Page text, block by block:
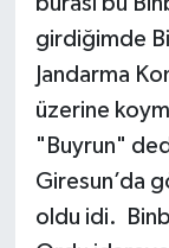
girdiğimde
Jandarma
üzerine
"Buyrun"
Giresun’da
oldu idi.